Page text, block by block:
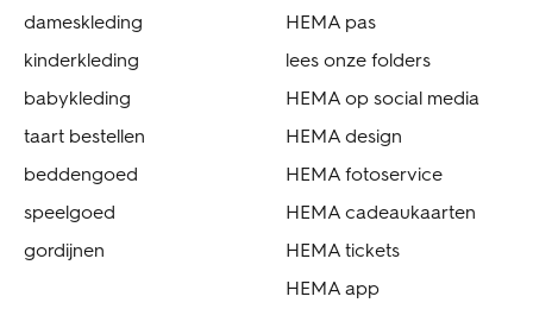
dameskleding
kinderkleding
babykleding
taart bestellen
beddengoed
speelgoed
gordijnen
HEMA pas
lees onze folders
HEMA op social media
HEMA design
HEMA fotoservice
HEMA cadeaukaarten
HEMA tickets
HEMA app